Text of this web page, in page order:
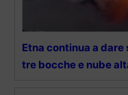
Etna continua a
tre bocche e nube